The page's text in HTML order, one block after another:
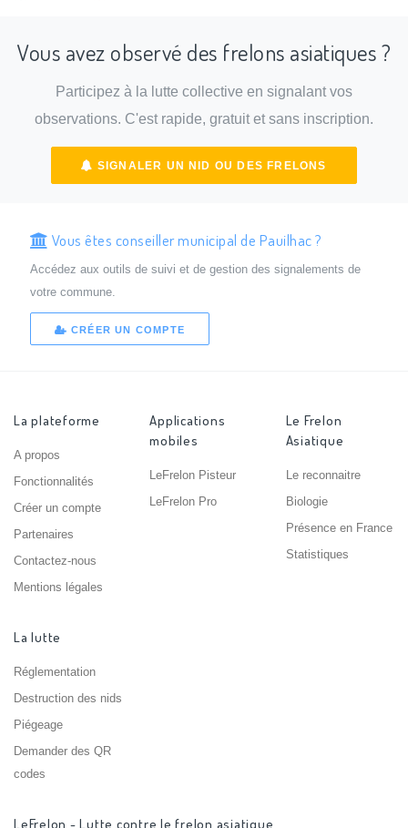
Vous avez observé des frelons asiatiques ?
Participez à la lutte collective en signalant vos
observations. C'est rapide, gratuit et sans inscription.
SIGNALER UN NID OU DES FRELONS
Vous êtes conseiller municipal de Pauilhac ?
Accédez aux outils de suivi et de gestion des signalements de
votre commune.
CRÉER UN COMPTE
La plateforme
A propos
Fonctionnalités
Créer un compte
Partenaires
Contactez-nous
Mentions légales
Applications
mobiles
LeFrelon Pisteur
LeFrelon Pro
Le Frelon
Asiatique
Le reconnaitre
Biologie
Présence en France
Statistiques
La lutte
Réglementation
Destruction des nids
Piégeage
Demander des QR
codes
LeFrelon - Lutte contre le frelon asiatique